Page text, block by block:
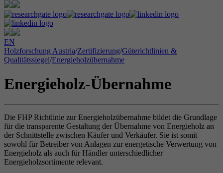
EN
Holzforschung Austria/Zertifizierung/Güterichtlinien &
Qualitätssiegel/Energieholzübernahme
Energieholz-Übernahme
Die FHP Richtlinie zur Energieholzübernahme bildet die Grundlage
für die transparente Gestaltung der Übernahme von Energieholz an
der Schnittstelle zwischen Käufer und Verkäufer. Sie ist somit
sowohl für Betreiber von Anlagen zur energetische Verwertung von
Energieholz als auch für Händler unterschiedlicher
Energieholzsortimente relevant.